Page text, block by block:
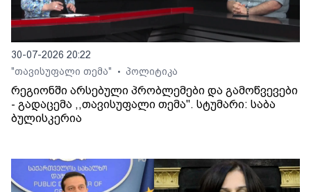
30-07-2026 20:22
"თავისუფალი თემა"
• პოლიტიკა
რეგიონში არსებული პრობლემები და გამოწვევები
- გადაცემა ,,თავისუფალი თემა". სტუმარი: საბა
ბულისკერია